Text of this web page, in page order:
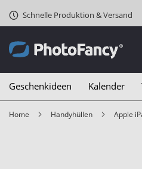
Schnelle Produktion & Versand
Geschenkideen Kalender
Home Handyhüllen Apple